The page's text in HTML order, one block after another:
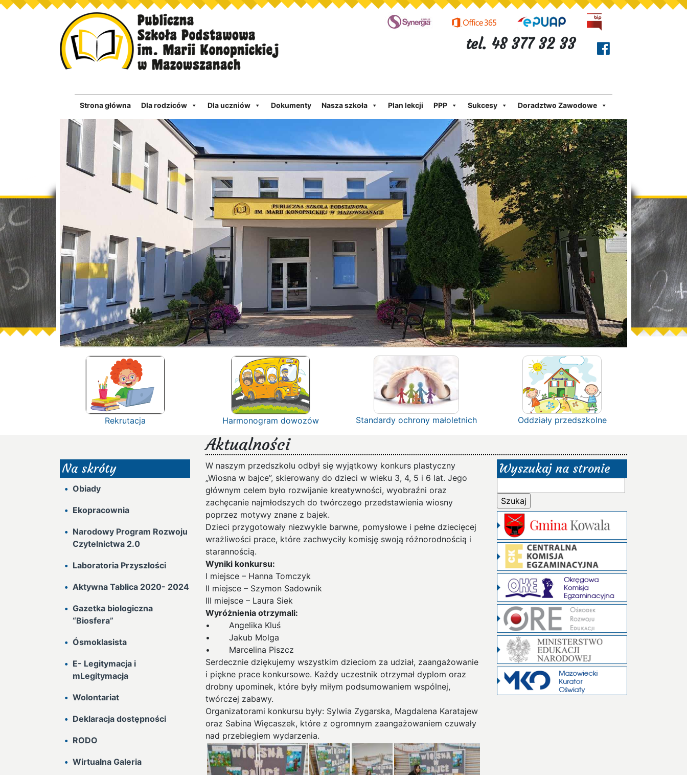
tel. 48 377 32 33
Strona główna Dla rodziców Dla uczniów Dokumenty Nasza szkoła Plan lekcji PPP Sukcesy Doradztwo Zawodowe
Rekrutacja Harmonogram dowozów Standardy ochrony małoletnich Oddziały przedszkolne
Aktualności
Na skróty
Obiady
Ekopracownia
Narodowy Program Rozwoju
Czytelnictwa 2.0
Laboratoria Przyszłości
Aktywna Tablica 2020- 2024
Gazetka biologiczna
“Biosfera”
Ósmoklasista
E- Legitymacja i
mLegitymacja
Wolontariat
Deklaracja dostępności
RODO
Wirtualna Galeria
W naszym przedszkolu odbył się wyjątkowy konkurs plastyczny
„Wiosna w bajce”, skierowany do dzieci w wieku 3, 4, 5 i 6 lat. Jego
głównym celem było rozwijanie kreatywności, wyobraźni oraz
zachęcanie najmłodszych do twórczego przedstawienia wiosny
poprzez motywy znane z bajek.
Dzieci przygotowały niezwykle barwne, pomysłowe i pełne dziecięcej
wrażliwości prace, które zachwyciły komisję swoją różnorodnością i
starannością.
Wyniki konkursu:
I miejsce – Hanna Tomczyk
II miejsce – Szymon Sadownik
III miejsce – Laura Siek
Wyróżnienia otrzymali:
• Angelika Kluś
• Jakub Molga
• Marcelina Piszcz
Serdecznie dziękujemy wszystkim dzieciom za udział, zaangażowanie
i piękne prace konkursowe. Każdy uczestnik otrzymał dyplom oraz
drobny upominek, które były miłym podsumowaniem wspólnej,
twórczej zabawy.
Organizatorami konkursu były: Sylwia Zygarska, Magdalena Karatajew
oraz Sabina Więcaszek, które z ogromnym zaangażowaniem czuwały
nad przebiegiem wydarzenia.
Wyszukaj na stronie